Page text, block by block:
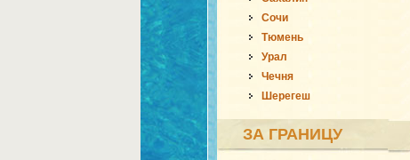
Сочи
Тюмень
Урал
Чечня
Шерегеш
ЗА ГРАНИЦУ